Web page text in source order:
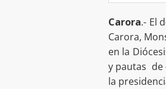
Carora.- El
Carora,
en la
y pautas de
la